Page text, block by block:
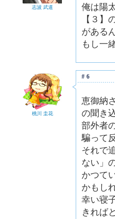
志波 武道
俺は陽
【３
がある
もし一
桃川 圭花
#6
恵御納
の聞き
部外者
騙って
それで
ない」
かつて
かもし
幸い寝
きれば